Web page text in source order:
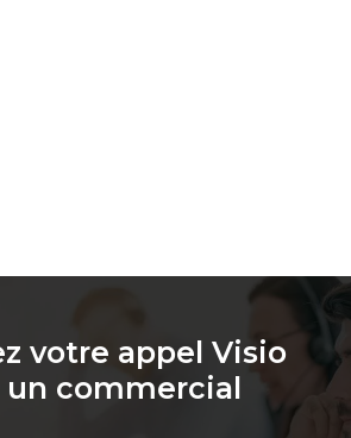
votre appel Visio
un commercial